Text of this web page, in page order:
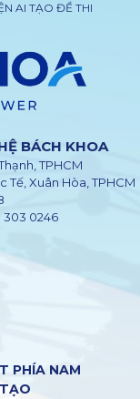
AI TẠO ĐỀ THI
BÁCH KHOA
, TPHCM
Tế, Xuân Hòa , TPHCM
303 0246
PHÍA NAM